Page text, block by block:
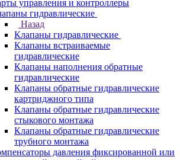
управления и контроллеры
гидравлические
Назад
Клапаны гидравлические
Клапаны встраиваемые
гидравлические
Клапаны наполнения обратные
гидравлические
Клапаны обратные гидравлические
картриджного типа
Клапаны обратные гидравлические
стыкового монтажа
Клапаны обратные гидравлические
трубного монтажа
давления фиксированной или